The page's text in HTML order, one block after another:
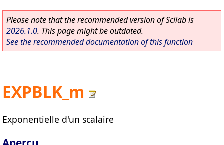
Please note that the recommended version of Scilab is
2026.1.0. This page might be outdated.
See the recommended documentation of this function
EXPBLK_m
Exponentielle d'un scalaire